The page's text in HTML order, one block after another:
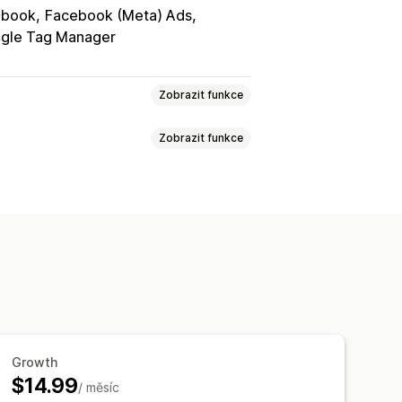
Facebook (Meta) Ads
Tag Manager
Zobrazit funkce
Zobrazit funkce
Metriky zapojení
Growth
$14.99/ měsíc